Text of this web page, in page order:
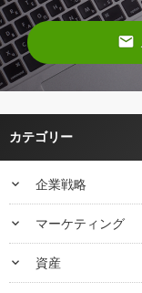
email
カテゴリー
keyboard_arrow_down 企業戦略
keyboard_arrow_down マーケティング
keyboard_arrow_down 資産